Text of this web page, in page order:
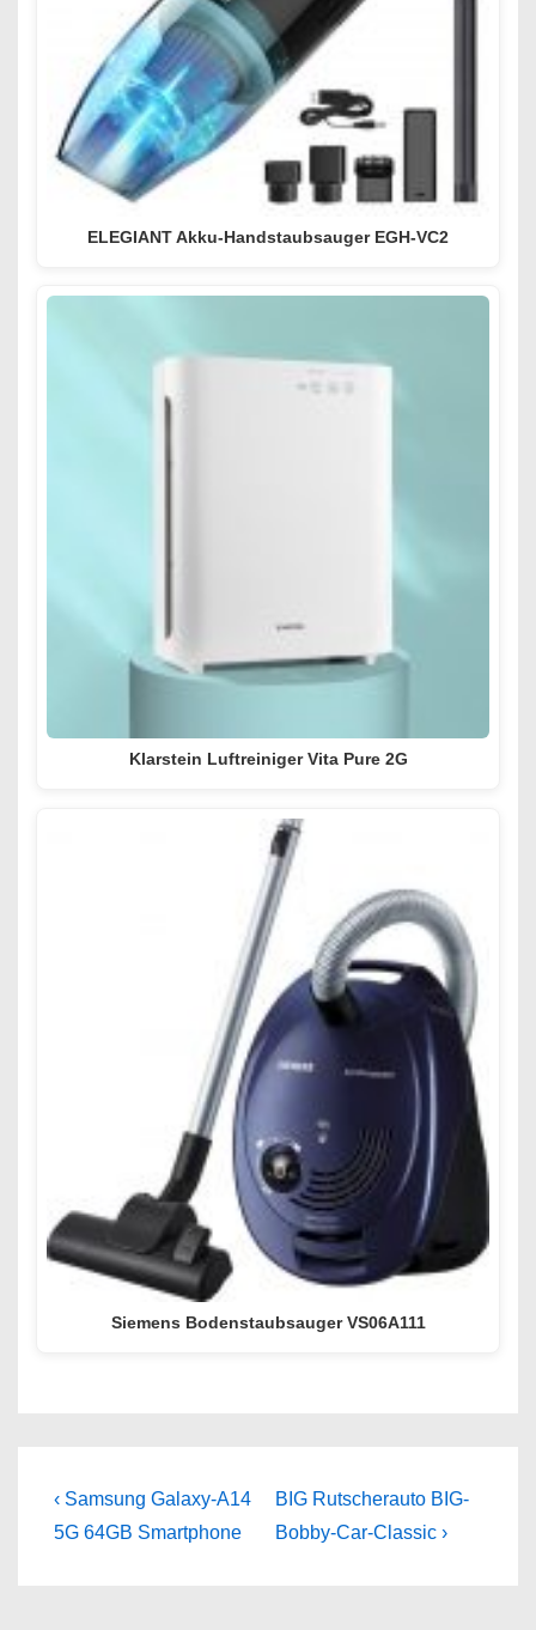
ELEGIANT Akku-Handstaubsauger EGH-VC2
Klarstein Luftreiniger Vita Pure 2G
Siemens Bodenstaubsauger VS06A111
Beitragsnavigation
Previous
Post
‹ Samsung Galaxy-A14
5G 64GB Smartphone
Next
Post
BIG Rutscherauto BIG-
Bobby-Car-Classic ›